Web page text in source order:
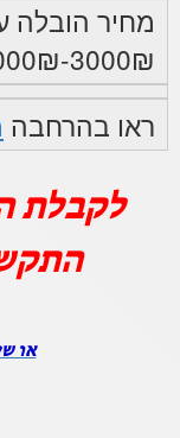
3000₪-4000₪
ראו בהרחבה
לקבלת
או